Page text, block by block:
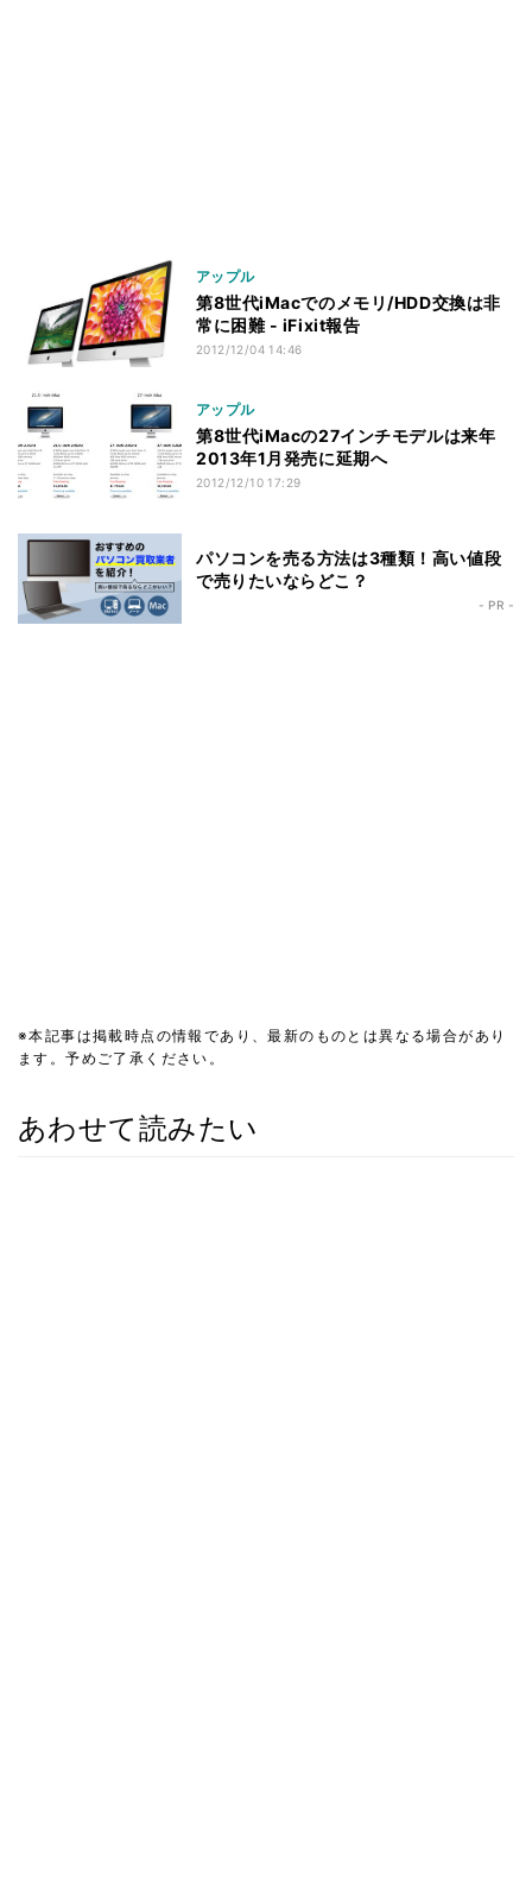
アップル
第8世代iMacでのメモリ/HDD交換は非
常に困難 - iFixit報告
2012/12/04 14:46
アップル
第8世代iMacの27インチモデルは来年
2013年1月発売に延期へ
2012/12/10 17:29
パソコンを売る方法は3種類！高い値段
で売りたいならどこ？
- PR -
※本記事は掲載時点の情報であり、最新のものとは異なる場合があり
ます。予めご了承ください。
あわせて読みたい